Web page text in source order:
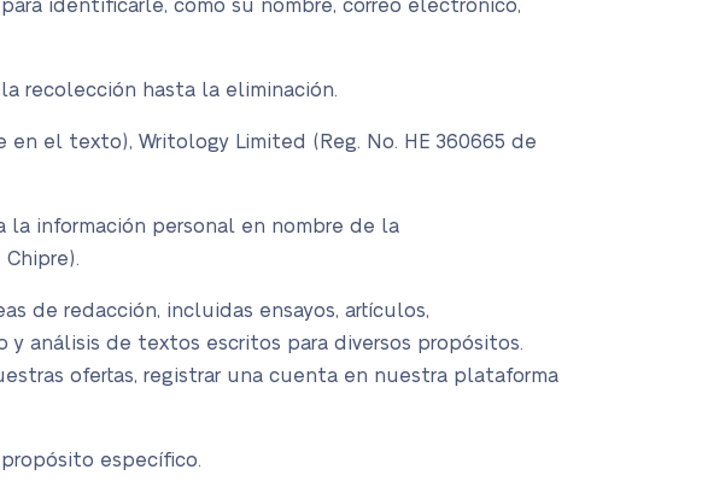
identificarle, como su nombre, correo electrónico,
recolección hasta la eliminación.
en el texto), Writology Limited (Reg. No. HE 360665 de
la información personal en nombre de la
de redacción, incluidas ensayos, artículos,
y análisis de textos escritos para diversos propósitos.
ofertas, registrar una cuenta en nuestra plataforma
específico.